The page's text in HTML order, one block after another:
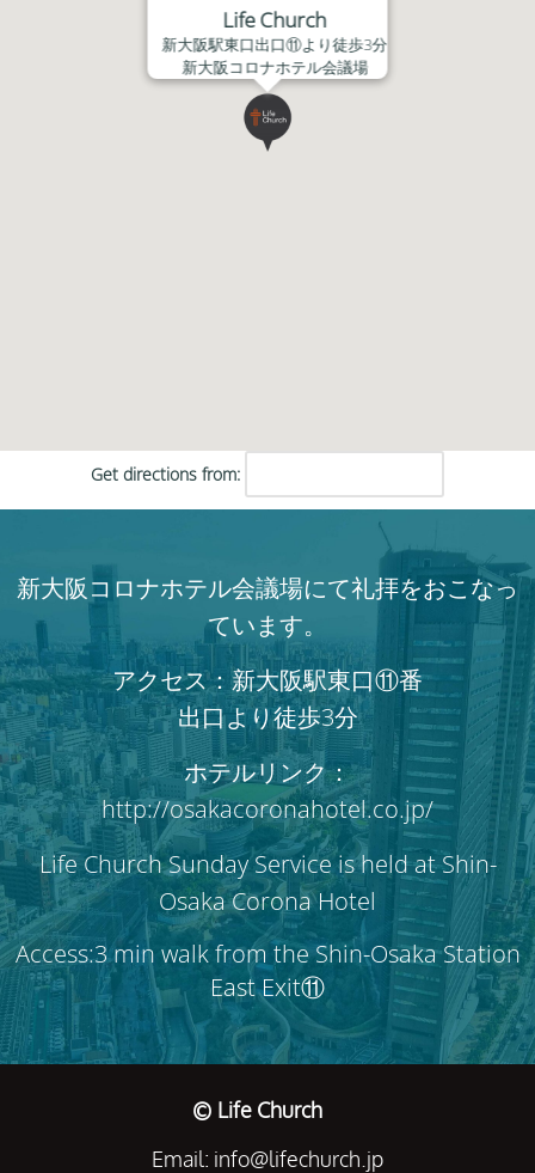
Life Church
新大阪駅東口出口⑪より徒歩3分
新大阪コロナホテル会議場
Get directions from:
新大阪コロナホテル会議場にて礼拝をおこなっ
ています。
アクセス：新大阪駅東口⑪番
出口より徒歩3分
ホテルリンク：
http://osakacoronahotel.co.jp/
Life Church Sunday Service is held at Shin-
Osaka Corona Hotel
Access:3 min walk from the Shin-Osaka Station
East Exit⑪
© Life Church
Email: info@lifechurch.jp